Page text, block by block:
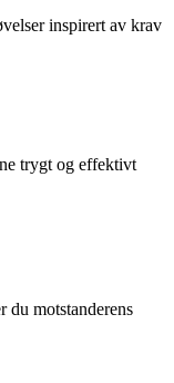
inspirert av krav
trygt og effektivt
motstanderens